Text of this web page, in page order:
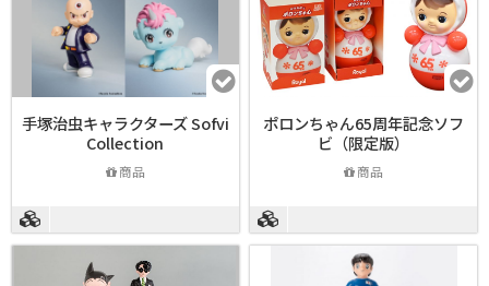
手塚治虫キャラクターズ Sofvi
Collection
商品
ポロンちゃん65周年記念ソフ
ビ（限定版）
商品